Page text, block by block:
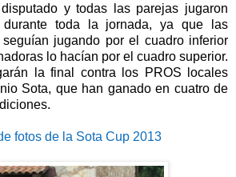
y todas las parejas jugaron
durante toda la jornada, ya que las
jugando por el cuadro inferior
lo hacían por el cuadro superior.
la final contra los PROS locales
Sota, que han ganado en cuatro de
fotos de la Sota Cup 2013